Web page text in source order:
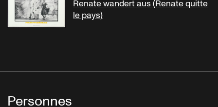
Renate wandert aus (Renate quitte
le pays)
Personnes